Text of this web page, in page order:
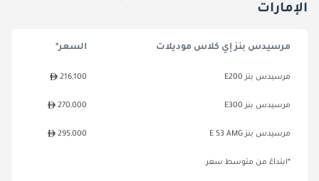
الإمارات
مرسيدس بنز إي كلاس موديلات السعر*
مرسيدس بنز E200 216,100
مرسيدس بنز E300 270,000
مرسيدس بنز E 53 AMG 295,000
*ابتداءً من متوسط سعر